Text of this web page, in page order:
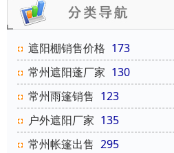
遮阳棚销售价格 173
常州遮阳蓬厂家 130
常州雨篷销售 123
户外遮阳厂家 135
常州帐篷出售 295